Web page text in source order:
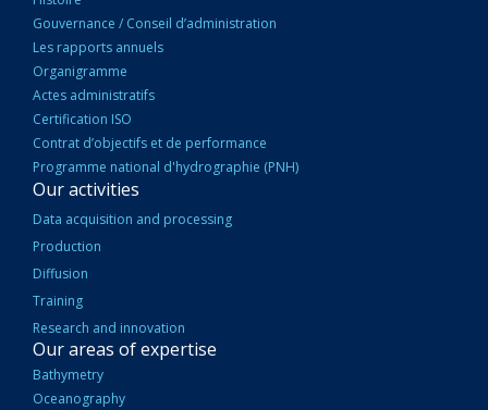
Gouvernance / Conseil d’administration
Les rapports annuels
Organigramme
Actes administratifs
Certification ISO
Contrat d’objectifs et de performance
Programme national d'hydrographie (PNH)
Our activities
Data acquisition and processing
Production
Diffusion
Training
Research and innovation
Our areas of expertise
Bathymetry
Oceanography